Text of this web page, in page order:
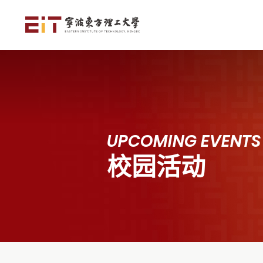
UPCOMING EVENTS
校园活动